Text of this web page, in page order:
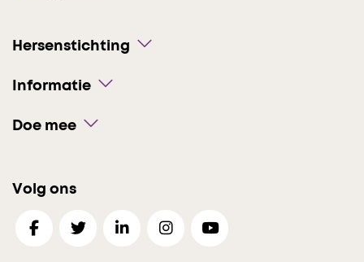
Hersenstichting
Informatie
Doe mee
Volg ons